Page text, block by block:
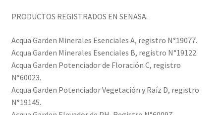
PRODUCTOS REGISTRADOS EN SENASA.
Acqua Garden Minerales Esenciales A, registro N°19077.
Acqua Garden Minerales Esenciales B, registro N°19122.
Acqua Garden Potenciador de Floración C, registro
N°60023.
Acqua Garden Potenciador Vegetación y Raíz D, registro
N°19145.